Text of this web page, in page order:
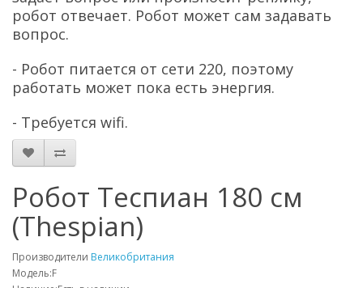
робот отвечает. Робот может сам задавать
вопрос.
- Робот питается от сети 220, поэтому
работать может пока есть энергия.
- Требуется wifi.
Робот Теспиан 180 см
(Thespian)
Производители Великобритания
Модель:F